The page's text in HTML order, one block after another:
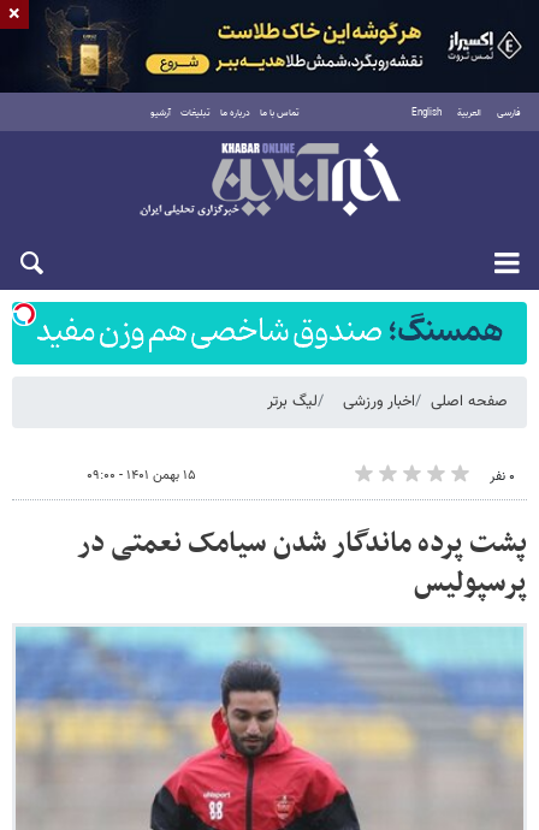
فارسی العربية English تماس با ما درباره ما تبلیغات آرشیو
شنبه ۱۷ مرداد ۱۴۰۵
صفحه اصلی اخبار ورزشی لیگ برتر
۰ نفر ۱۵ بهمن ۱۴۰۱ - ۰۹:۰۰
پشت پرده ماندگار شدن سیامک نعمتی در
پرسپولیس
×